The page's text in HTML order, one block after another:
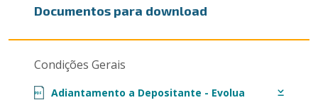
Documentos para download
Condições Gerais
Adiantamento a Depositante - Evolua
PDF